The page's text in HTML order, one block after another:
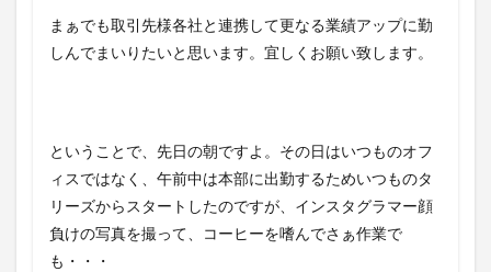
まぁでも取引先様各社と連携して更なる業績アップに勤
しんでまいりたいと思います。宜しくお願い致します。
ということで、先日の朝ですよ。その日はいつものオフ
ィスではなく、午前中は本部に出勤するためいつものタ
リーズからスタートしたのですが、インスタグラマー顔
負けの写真を撮って、コーヒーを嗜んでさぁ作業で
も・・・